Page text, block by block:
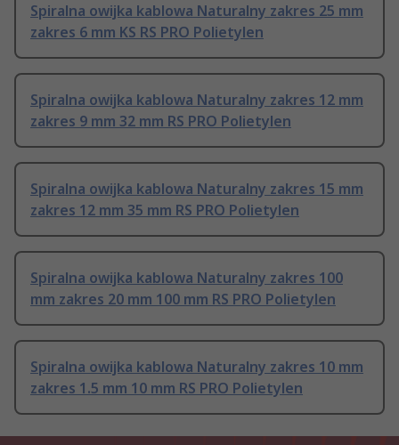
Spiralna owijka kablowa Naturalny zakres 25 mm
zakres 6 mm KS RS PRO Polietylen
Spiralna owijka kablowa Naturalny zakres 12 mm
zakres 9 mm 32 mm RS PRO Polietylen
Spiralna owijka kablowa Naturalny zakres 15 mm
zakres 12 mm 35 mm RS PRO Polietylen
Spiralna owijka kablowa Naturalny zakres 100
mm zakres 20 mm 100 mm RS PRO Polietylen
Spiralna owijka kablowa Naturalny zakres 10 mm
zakres 1.5 mm 10 mm RS PRO Polietylen